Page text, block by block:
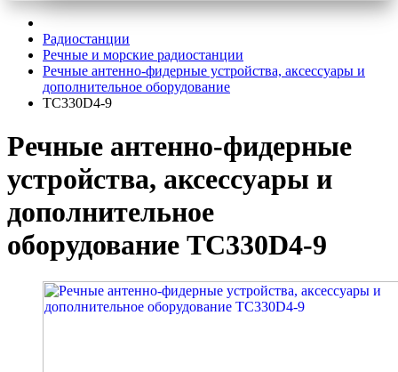
Радиостанции
Речные и морские радиостанции
Речные антенно-фидерные устройства, аксессуары и
дополнительное оборудование
TC330D4-9
Речные антенно-фидерные
устройства, аксессуары и
дополнительное
оборудование TC330D4-9